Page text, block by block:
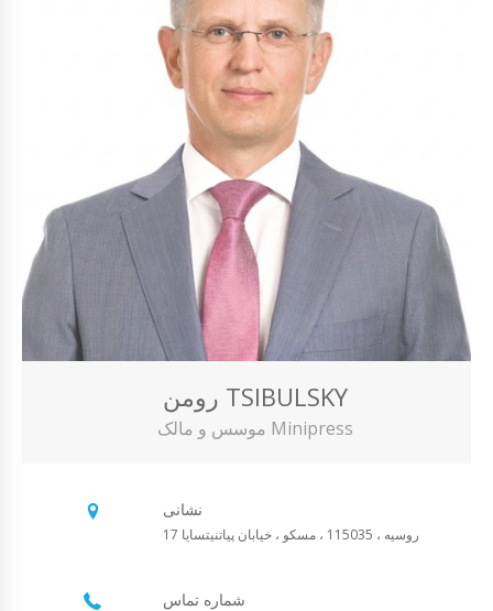
رومن TSIBULSKY
موسس و مالک Minipress
نشانی
روسیه ، 115035 ، مسکو ، خیابان پیاتنیتسایا 17
شماره تماس